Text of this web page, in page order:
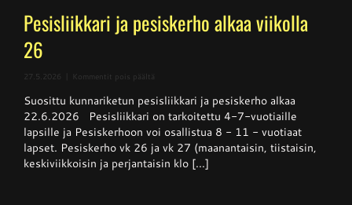
Pesisliikkari ja pesiskerho alkaa viikolla
26
27.5.2026 Kommentit pois päältä
ja
pesiskerho
alkaa
viikolla
26
Suosittu kunnariketun pesisliikkari ja pesiskerho alkaa
22.6.2026 Pesisliikkari on tarkoitettu 4-7-vuotiaille
lapsille ja Pesiskerhoon voi osallistua 8 - 11 - vuotiaat
lapset. Pesiskerho vk 26 ja vk 27 (maanantaisin, tiistaisin,
keskiviikkoisin ja perjantaisin klo [...]